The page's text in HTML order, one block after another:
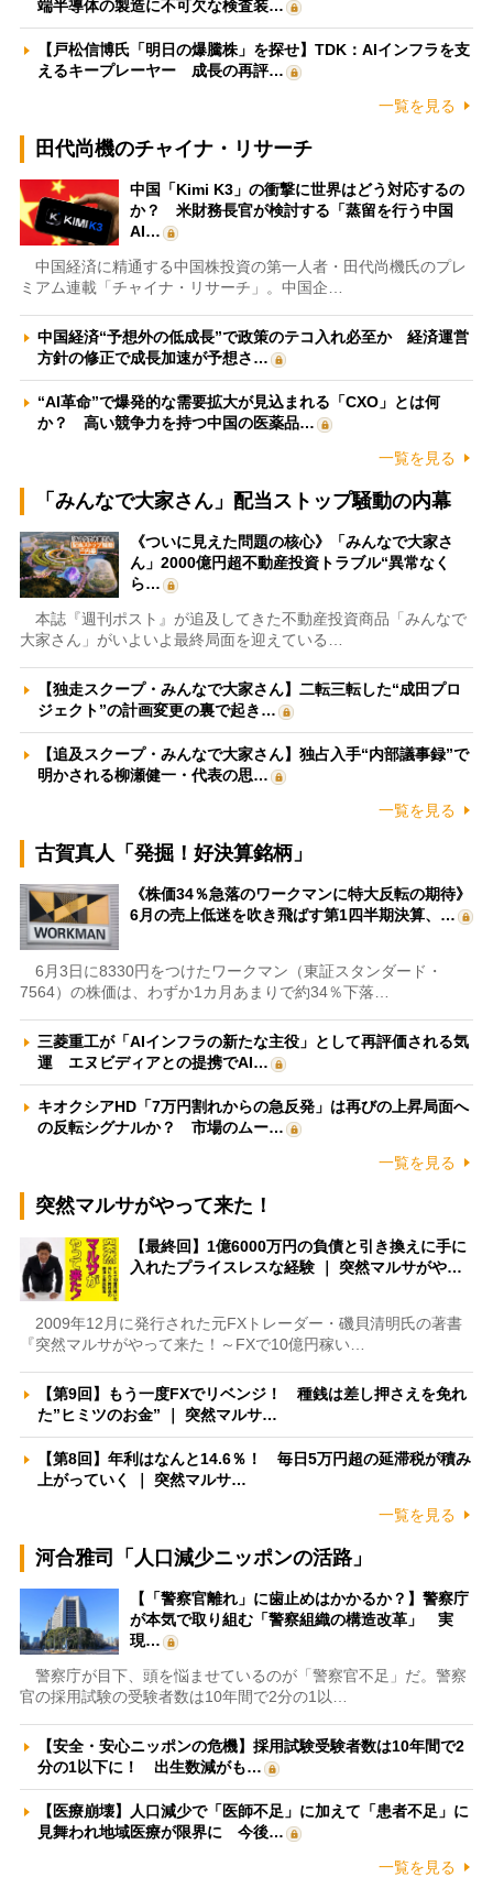
端半導体の製造に不可欠な検査装…
【戸松信博氏「明日の爆騰株」を探せ】TDK：AIインフラを支
えるキープレーヤー 成長の再評…
一覧を見る
田代尚機のチャイナ・リサーチ
中国「Kimi K3」の衝撃に世界はどう対応するの
か？ 米財務長官が検討する「蒸留を行う中国
AI…
中国経済に精通する中国株投資の第一人者・田代尚機氏のプレ
ミアム連載「チャイナ・リサーチ」。中国企…
中国経済“予想外の低成長”で政策のテコ入れ必至か 経済運営
方針の修正で成長加速が予想さ…
“AI革命”で爆発的な需要拡大が見込まれる「CXO」とは何
か？ 高い競争力を持つ中国の医薬品…
一覧を見る
「みんなで大家さん」配当ストップ騒動の内幕
《ついに見えた問題の核心》「みんなで大家さ
ん」2000億円超不動産投資トラブル“異常なく
ら…
本誌『週刊ポスト』が追及してきた不動産投資商品「みんなで
大家さん」がいよいよ最終局面を迎えている…
【独走スクープ・みんなで大家さん】二転三転した“成田プロ
ジェクト”の計画変更の裏で起き…
【追及スクープ・みんなで大家さん】独占入手“内部議事録”で
明かされる柳瀬健一・代表の思…
一覧を見る
古賀真人「発掘！好決算銘柄」
《株価34％急落のワークマンに特大反転の期待》
6月の売上低迷を吹き飛ばす第1四半期決算、…
6月3日に8330円をつけたワークマン（東証スタンダード・
7564）の株価は、わずか1カ月あまりで約34％下落…
三菱重工が「AIインフラの新たな主役」として再評価される気
運 エヌビディアとの提携でAI…
キオクシアHD「7万円割れからの急反発」は再びの上昇局面へ
の反転シグナルか？ 市場のムー…
一覧を見る
突然マルサがやって来た！
【最終回】1億6000万円の負債と引き換えに手に
入れたプライスレスな経験 ｜ 突然マルサがや…
2009年12月に発行された元FXトレーダー・磯貝清明氏の著書
『突然マルサがやって来た！～FXで10億円稼い…
【第9回】もう一度FXでリベンジ！ 種銭は差し押さえを免れ
た”ヒミツのお金” ｜ 突然マルサ…
【第8回】年利はなんと14.6％！ 毎日5万円超の延滞税が積み
上がっていく ｜ 突然マルサ…
一覧を見る
河合雅司「人口減少ニッポンの活路」
【「警察官離れ」に歯止めはかかるか？】警察庁
が本気で取り組む「警察組織の構造改革」 実
現…
警察庁が目下、頭を悩ませているのが「警察官不足」だ。警察
官の採用試験の受験者数は10年間で2分の1以…
【安全・安心ニッポンの危機】採用試験受験者数は10年間で2
分の1以下に！ 出生数減がも…
【医療崩壊】人口減少で「医師不足」に加えて「患者不足」に
見舞われ地域医療が限界に 今後…
一覧を見る